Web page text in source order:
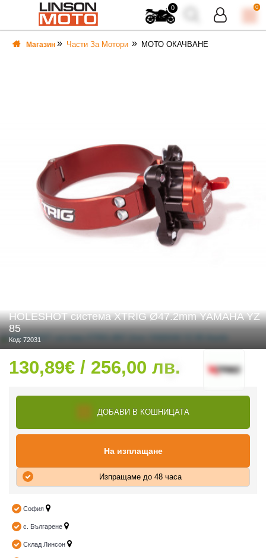
ЕКИПИРОВКА
0 0
Магазин Части За Мотори МОТО ОКАЧВАНЕ
HOLESHOT система XTRIG Ø47.2mm YAMAHA YZ
85
Код: 72031
130,89€ / 256,00 лв.
ДОБАВИ В КОШНИЦАТА
На изплащане
Изпращаме до 48 часа
София
с. Българене
Склад Линсон